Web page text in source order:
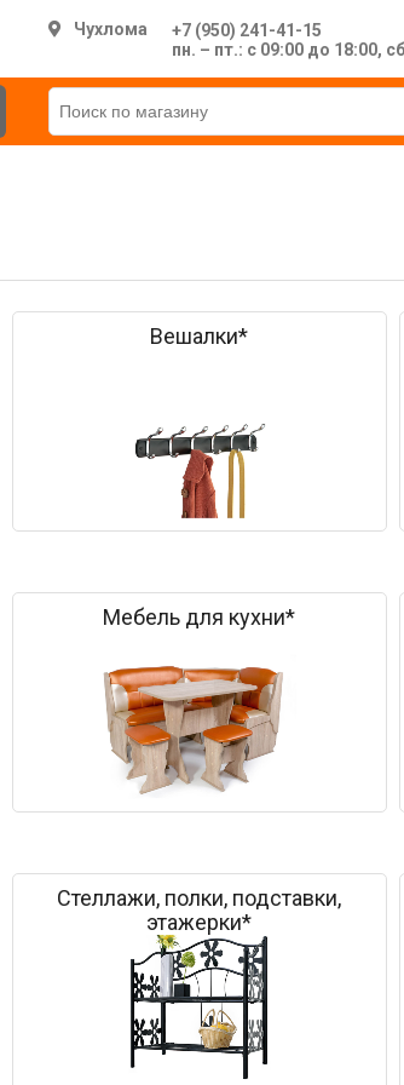
Чухлома
+7 (950) 241-41-15
пн. – пт.: с 09:00 до 18:00,
Вешалки*
Мебель для кухни*
Стеллажи, полки, подставки,
этажерки*